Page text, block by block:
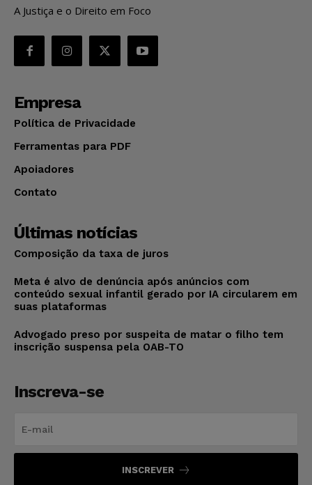
A Justiça e o Direito em Foco
Empresa
Política de Privacidade
Ferramentas para PDF
Apoiadores
Contato
Últimas notícias
Composição da taxa de juros
Meta é alvo de denúncia após anúncios com
conteúdo sexual infantil gerado por IA circularem em
suas plataformas
Advogado preso por suspeita de matar o filho tem
inscrição suspensa pela OAB-TO
Inscreva-se
INSCREVER